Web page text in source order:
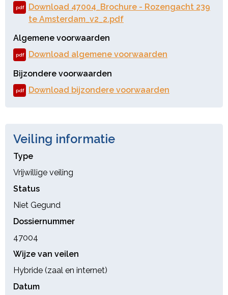
pdf
Download 47004_Brochure - Rozengacht 239
te Amsterdam_v2_2.pdf
Algemene voorwaarden
pdf
Download algemene voorwaarden
Bijzondere voorwaarden
pdf Download bijzondere voorwaarden
Veiling informatie
Type
Vrijwillige veiling
Status
Niet Gegund
Dossiernummer
47004
Wijze van veilen
Hybride (zaal en internet)
Datum